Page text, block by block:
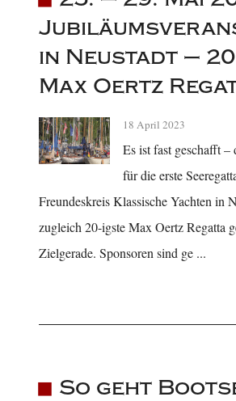
in Neustadt –
Max Oertz
18 April 2023
Es ist fast geschafft –
für die erste
Freundeskreis Klassische Yachten in
zugleich 20-igste Max Oertz Regatta
Zielgerade. Sponsoren sind ge ...
So geht